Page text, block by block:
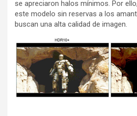
se apreciaron halos mínimos. Por
este modelo sin reservas a los
buscan una alta calidad de imagen.